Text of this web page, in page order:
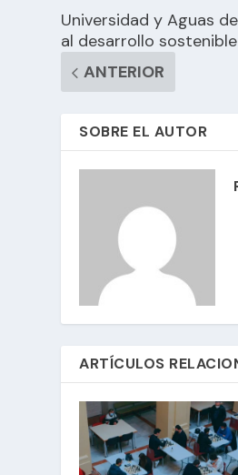
Universidad y Aguas
al desarrollo sostenible
ANTERIOR
SOBRE EL AUTOR
ARTÍCULOS